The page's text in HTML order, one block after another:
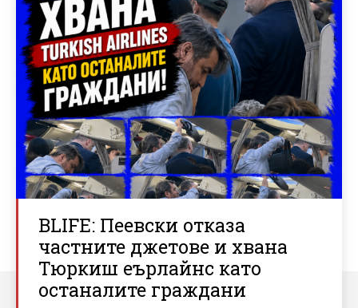
BLIFE: Пеевски отказа
частните джетове и хвана
Тюркиш еърлайнс като
останалите граждани